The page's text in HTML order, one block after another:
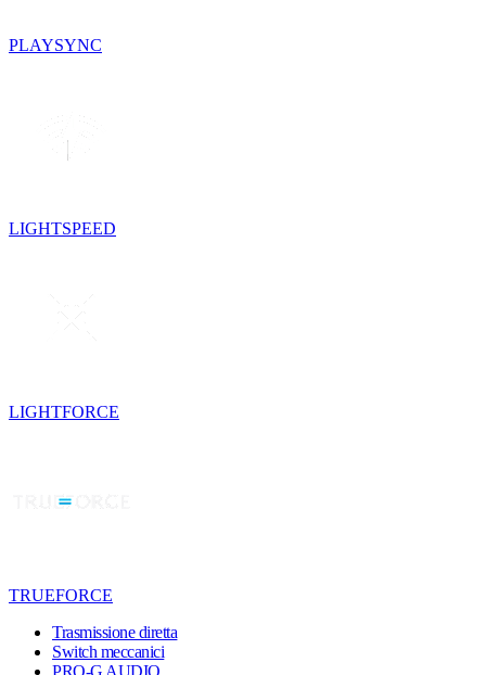
PLAYSYNC
LIGHTSPEED
LIGHTFORCE
TRUEFORCE
Trasmissione diretta
Switch meccanici
PRO-G AUDIO